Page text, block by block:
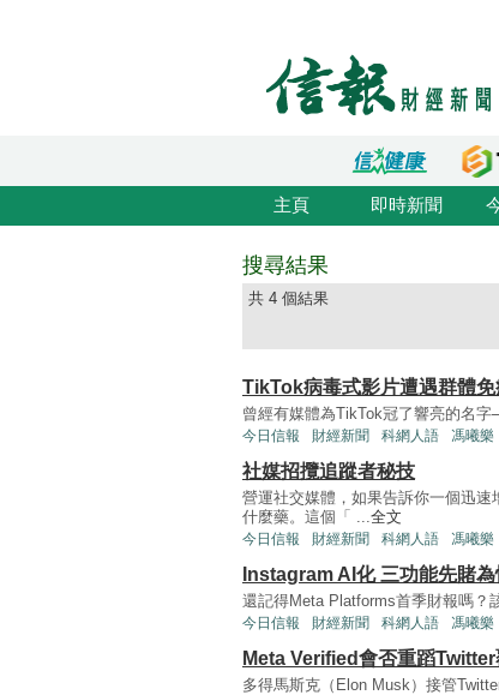
主頁 即時新聞
搜尋結果
共 4 個結果
TikTok病毒式影片遭遇群體免
曾經有媒體為TikTok冠了響亮的名
今日信報 財經新聞 科網人語 馮曦樂
社媒招攬追蹤者秘技
營運社交媒體，如果告訴你一個迅
什麼藥。這個「 ...全文
今日信報 財經新聞 科網人語 馮曦樂
Instagram AI化 三功能先賭為
還記得Meta Platforms首季財報嗎？
今日信報 財經新聞 科網人語 馮曦樂
Meta Verified會否重蹈Twitter
多得馬斯克（Elon Musk）接管